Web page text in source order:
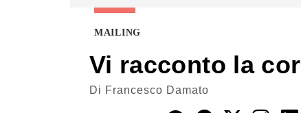
MAILING
Vi racconto la
Di Francesco Damato